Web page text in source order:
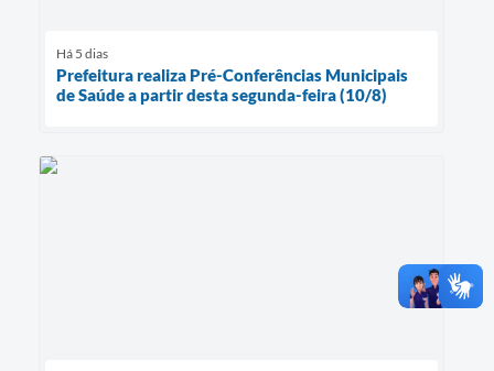
Há 5 dias
Prefeitura realiza Pré-Conferências Municipais
de Saúde a partir desta segunda-feira (10/8)